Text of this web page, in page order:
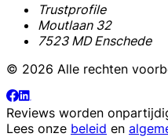
Trustprofile
Moutlaan 32
7523 MD Enschede
© 2026 Alle rechten
Reviews worden
Lees onze beleid en